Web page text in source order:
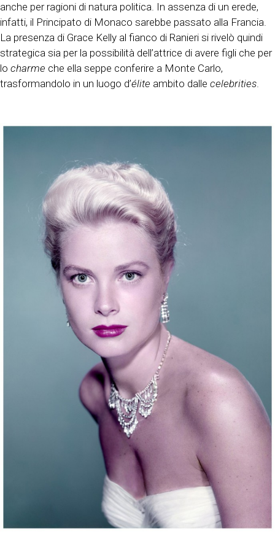
anche per ragioni di natura politica. In assenza di un erede,
infatti, il Principato di Monaco sarebbe passato alla Francia.
La presenza di Grace Kelly al fianco di Ranieri si rivelò quindi
strategica sia per la possibilità dell’attrice di avere figli che per
lo charme che ella seppe conferire a Monte Carlo,
trasformandolo in un luogo d’élite ambito dalle celebrities.